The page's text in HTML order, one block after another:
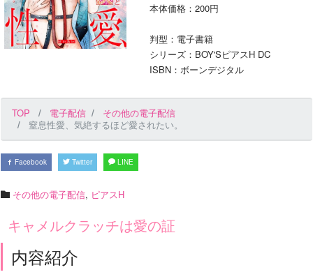
本体価格：200円
判型：電子書籍
シリーズ：BOY'SピアスH DC
ISBN：ボーンデジタル
TOP 電子配信
その他の電子配信
窒息性愛、気絶するほど愛されたい。
Facebook Twitter LINE
その他の電子配信, ピアスH
キャメルクラッチは愛の証
内容紹介